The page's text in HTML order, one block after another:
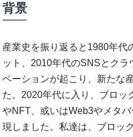
背景
産業史を振り返ると1980年代
ット、2010年代のSNSとクラ
ベーションが起こり、新たな
た。2020年代に入り、ブロッ
やNFT、或いはWeb3やメタ
現しました。私達は、ブロッ